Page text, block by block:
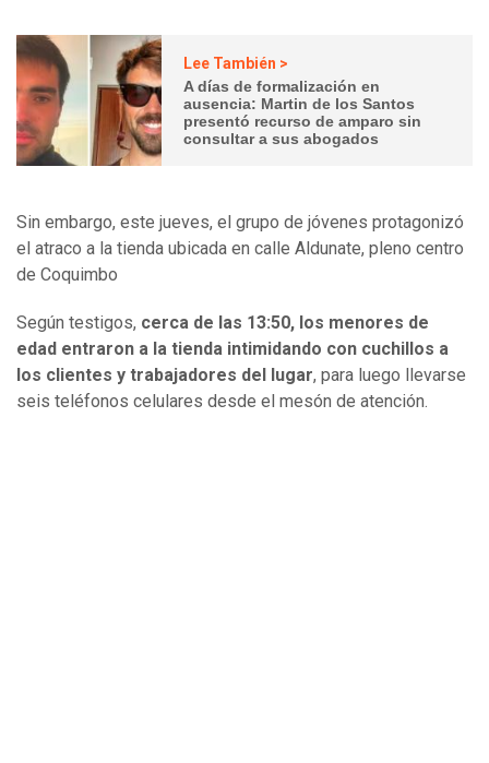
Lee También >
A días de formalización en
ausencia: Martin de los Santos
presentó recurso de amparo sin
consultar a sus abogados
Sin embargo, este jueves, el grupo de jóvenes protagonizó
el atraco a la tienda ubicada en calle Aldunate, pleno centro
de Coquimbo
Según testigos, cerca de las 13:50, los menores de
edad entraron a la tienda intimidando con cuchillos a
los clientes y trabajadores del lugar, para luego llevarse
seis teléfonos celulares desde el mesón de atención.